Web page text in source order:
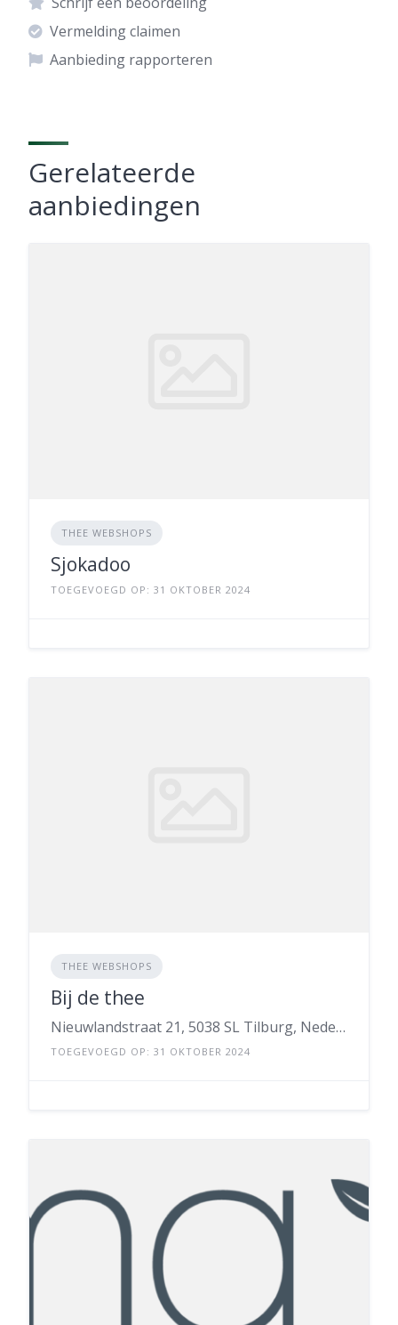
Vermelding claimen
Aanbieding rapporteren
Gerelateerde
aanbiedingen
THEE WEBSHOPS
Sjokadoo
TOEGEVOEGD OP: 31 OKTOBER 2024
THEE WEBSHOPS
Bij de thee
Nieuwlandstraat 21, 5038 SL Tilburg, Nederland
TOEGEVOEGD OP: 31 OKTOBER 2024